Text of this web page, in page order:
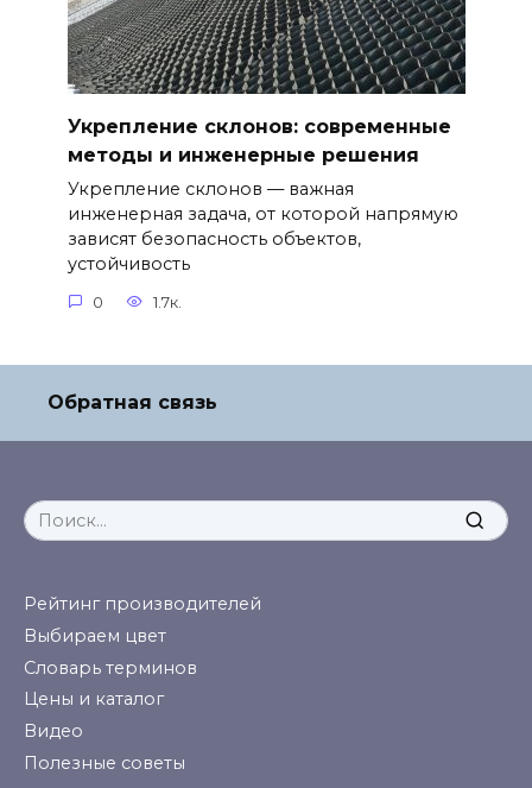
Укрепление склонов: современные
методы и инженерные решения
Укрепление склонов — важная
инженерная задача, от которой напрямую
зависят безопасность объектов,
устойчивость
0 1.7к.
Обратная связь
Search
for:
Рейтинг производителей
Выбираем цвет
Словарь терминов
Цены и каталог
Видео
Полезные советы